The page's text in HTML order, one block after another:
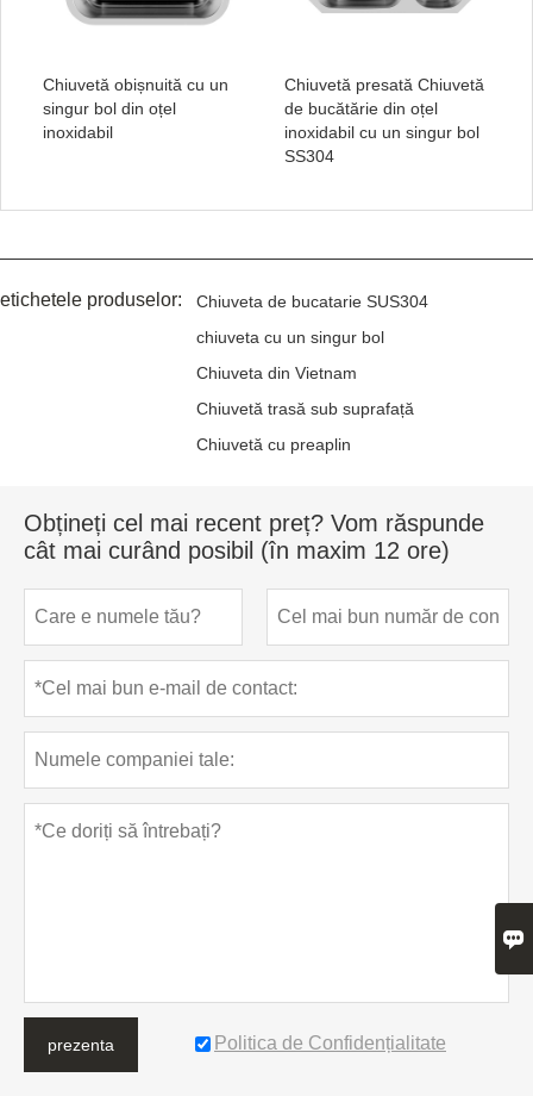
Chiuvetă obișnuită cu un
singur bol din oțel
inoxidabil
Chiuvetă presată Chiuvetă
de bucătărie din oțel
inoxidabil cu un singur bol
SS304
etichetele produselor:
Chiuveta de bucatarie SUS304
chiuveta cu un singur bol
Chiuveta din Vietnam
Chiuvetă trasă sub suprafață
Chiuvetă cu preaplin
Obțineți cel mai recent preț? Vom răspunde
cât mai curând posibil (în maxim 12 ore)
prezenta Politica de Confidențialitate
